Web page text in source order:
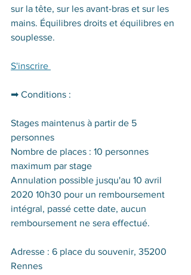
sur la tête, sur les avant-bras et sur les
mains. Équilibres droits et équilibres en
souplesse.
S'inscrire
➡ Conditions :
Stages maintenus à partir de 5
personnes
Nombre de places : 10 personnes
maximum par stage
Annulation possible jusqu'au 10 avril
2020 10h30 pour un remboursement
intégral, passé cette date, aucun
remboursement ne sera effectué.
Adresse : 6 place du souvenir, 35200
Rennes